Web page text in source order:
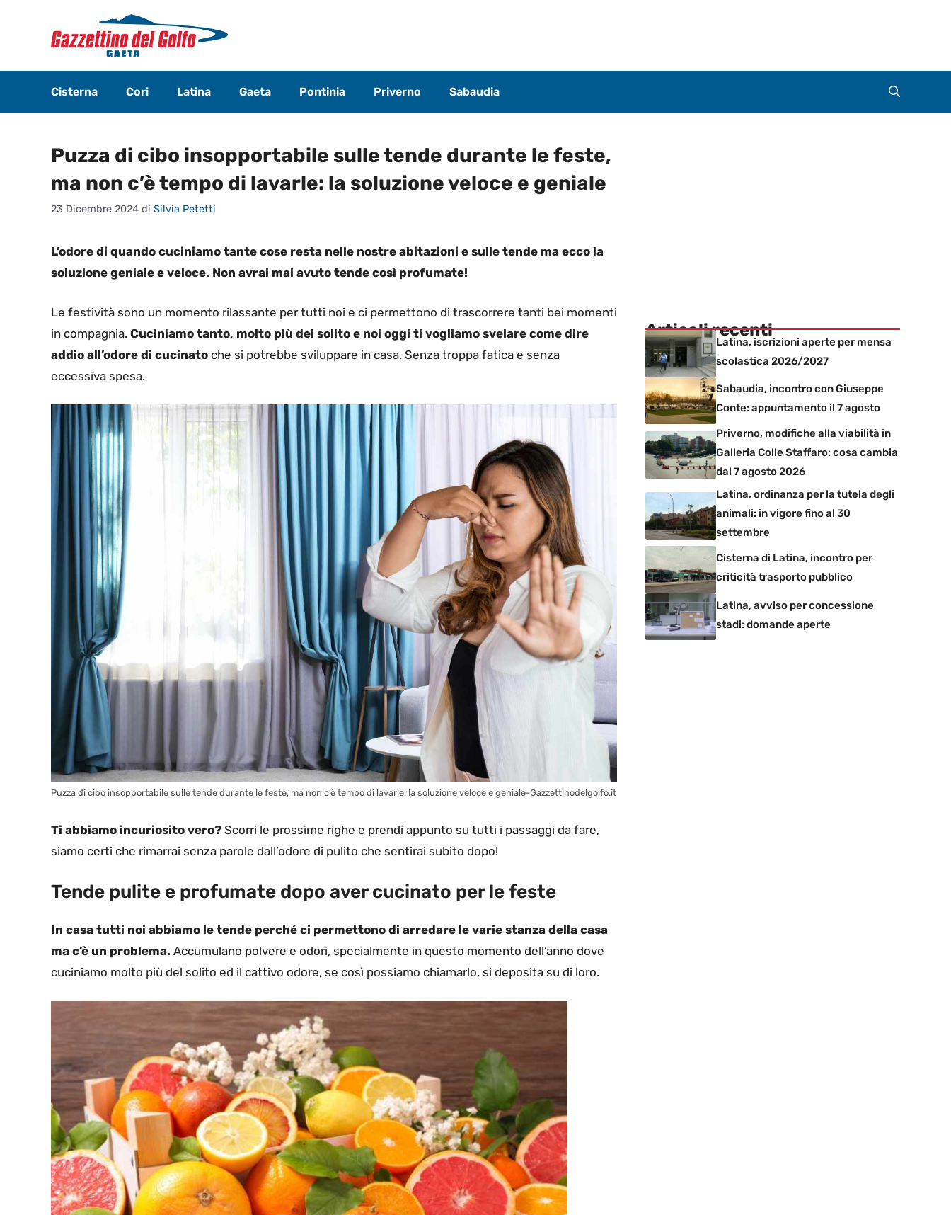
contenuto
Cisterna Cori Latina Gaeta Pontinia Priverno Sabaudia
Puzza di cibo insopportabile sulle tende durante le feste,
ma non c’è tempo di lavarle: la soluzione veloce e geniale
23 Dicembre 2024 di Silvia Petetti
L’odore di quando cuciniamo tante cose resta nelle nostre abitazioni e sulle tende ma ecco la
soluzione geniale e veloce. Non avrai mai avuto tende così profumate!
Le festività sono un momento rilassante per tutti noi e ci permettono di trascorrere tanti bei momenti
in compagnia. Cuciniamo tanto, molto più del solito e noi oggi ti vogliamo svelare come dire
addio all’odore di cucinato che si potrebbe sviluppare in casa. Senza troppa fatica e senza
eccessiva spesa.
Puzza di cibo insopportabile sulle tende durante le feste, ma non c’è tempo di lavarle: la soluzione veloce e geniale-Gazzettinodelgolfo.it
Ti abbiamo incuriosito vero? Scorri le prossime righe e prendi appunto su tutti i passaggi da fare,
siamo certi che rimarrai senza parole dall’odore di pulito che sentirai subito dopo!
Tende pulite e profumate dopo aver cucinato per le feste
In casa tutti noi abbiamo le tende perché ci permettono di arredare le varie stanza della casa
ma c’è un problema. Accumulano polvere e odori, specialmente in questo momento dell’anno dove
cuciniamo molto più del solito ed il cattivo odore, se così possiamo chiamarlo, si deposita su di loro.
Articoli recenti
Latina, iscrizioni aperte per mensa
scolastica 2026/2027
Sabaudia, incontro con Giuseppe
Conte: appuntamento il 7 agosto
Priverno, modifiche alla viabilità in
Galleria Colle Staffaro: cosa cambia
dal 7 agosto 2026
Latina, ordinanza per la tutela degli
animali: in vigore fino al 30
settembre
Cisterna di Latina, incontro per
criticità trasporto pubblico
Latina, avviso per concessione
stadi: domande aperte